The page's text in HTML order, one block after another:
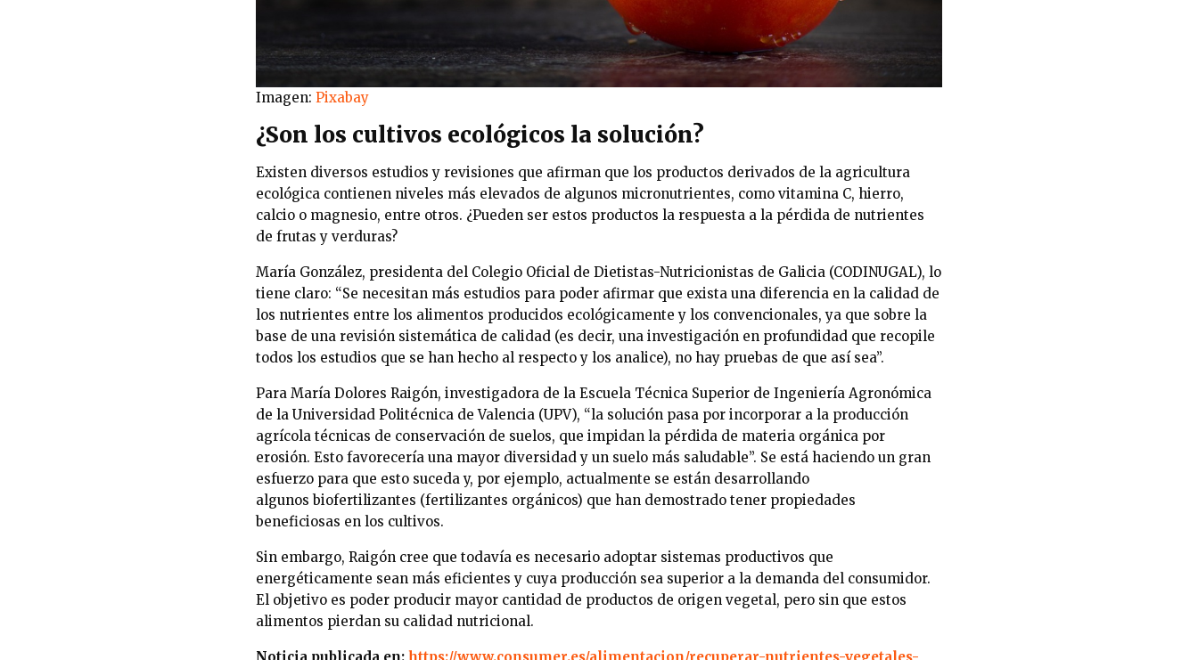
Imagen: Pixabay
¿Son los cultivos ecológicos la solución?
Existen diversos estudios y revisiones que afirman que los productos derivados de la agricultura
ecológica contienen niveles más elevados de algunos micronutrientes, como vitamina C, hierro,
calcio o magnesio, entre otros. ¿Pueden ser estos productos la respuesta a la pérdida de nutrientes
de frutas y verduras?
María González, presidenta del Colegio Oficial de Dietistas-Nutricionistas de Galicia (CODINUGAL), lo
tiene claro: “Se necesitan más estudios para poder afirmar que exista una diferencia en la calidad de
los nutrientes entre los alimentos producidos ecológicamente y los convencionales, ya que sobre la
base de una revisión sistemática de calidad (es decir, una investigación en profundidad que recopile
todos los estudios que se han hecho al respecto y los analice), no hay pruebas de que así sea”.
Para María Dolores Raigón, investigadora de la Escuela Técnica Superior de Ingeniería Agronómica
de la Universidad Politécnica de Valencia (UPV), “la solución pasa por incorporar a la producción
agrícola técnicas de conservación de suelos, que impidan la pérdida de materia orgánica por
erosión. Esto favorecería una mayor diversidad y un suelo más saludable”. Se está haciendo un gran
esfuerzo para que esto suceda y, por ejemplo, actualmente se están desarrollando
algunos biofertilizantes (fertilizantes orgánicos) que han demostrado tener propiedades
beneficiosas en los cultivos.
Sin embargo, Raigón cree que todavía es necesario adoptar sistemas productivos que
energéticamente sean más eficientes y cuya producción sea superior a la demanda del consumidor.
El objetivo es poder producir mayor cantidad de productos de origen vegetal, pero sin que estos
alimentos pierdan su calidad nutricional.